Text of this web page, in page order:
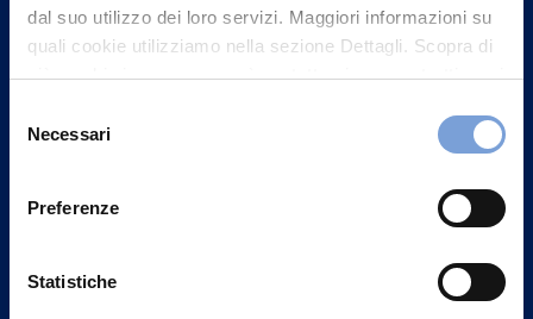
dal suo utilizzo dei loro servizi. Maggiori informazioni su
quali cookie utilizziamo nella sezione Dettagli. Scopra di
più su chi siamo, come può contattarci e come trattiamo i
può trovare nel footer del sito nella sezione "Informativa
delNecessari
Preferenze
Statistiche
Contattaci